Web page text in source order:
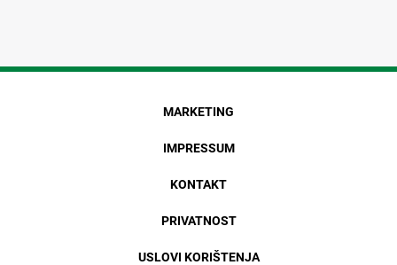
MARKETING
IMPRESSUM
KONTAKT
PRIVATNOST
USLOVI KORIŠTENJA